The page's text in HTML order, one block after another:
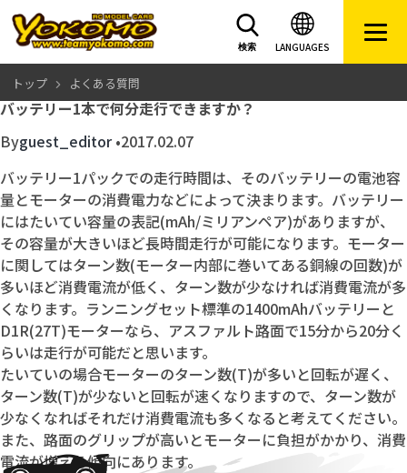
LANGUAGES
検索
トップ よくある質問
バッテリー1本で何分走行できますか？
Byguest_editor•2017.02.07
バッテリー1パックでの走行時間は、そのバッテリーの電池容
量とモーターの消費電力などによって決まります。バッテリー
にはたいてい容量の表記(mAh/ミリアンペア)がありますが、
その容量が大きいほど長時間走行が可能になります。モーター
に関してはターン数(モーター内部に巻いてある銅線の回数)が
多いほど消費電流が低く、ターン数が少なければ消費電流が多
くなります。ランニングセット標準の1400mAhバッテリーと
D1R(27T)モーターなら、アスファルト路面で15分から20分く
らいは走行が可能だと思います。
たいていの場合モーターのターン数(T)が多いと回転が遅く、
ターン数(T)が少ないと回転が速くなりますので、ターン数が
少なくなればそれだけ消費電流も多くなると考えてください。
また、路面のグリップが高いとモーターに負担がかかり、消費
電流が増える傾向にあります。